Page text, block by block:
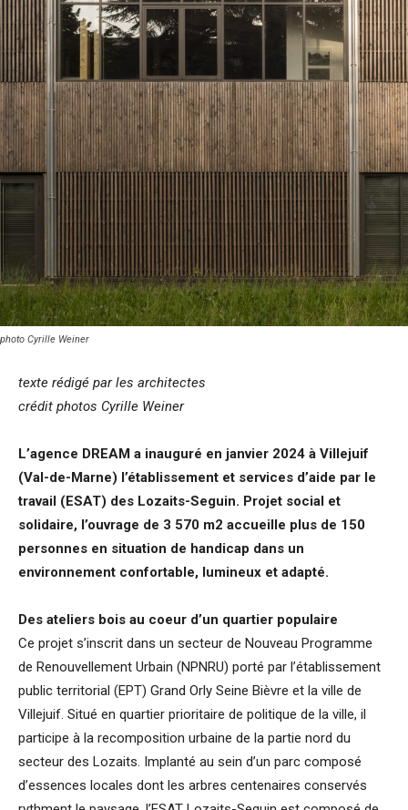
photo Cyrille Weiner
texte rédigé par les architectes
crédit photos Cyrille Weiner
L’agence DREAM a inauguré en janvier 2024 à Villejuif
(Val-de-Marne) l’établissement et services d’aide par le
travail (ESAT) des Lozaits-Seguin. Projet social et
solidaire, l’ouvrage de 3 570 m2 accueille plus de 150
personnes en situation de handicap dans un
environnement confortable, lumineux et adapté.
Des ateliers bois au coeur d’un quartier populaire
Ce projet s’inscrit dans un secteur de Nouveau Programme
de Renouvellement Urbain (NPNRU) porté par l’établissement
public territorial (EPT) Grand Orly Seine Bièvre et la ville de
Villejuif. Situé en quartier prioritaire de politique de la ville, il
participe à la recomposition urbaine de la partie nord du
secteur des Lozaits. Implanté au sein d’un parc composé
d’essences locales dont les arbres centenaires conservés